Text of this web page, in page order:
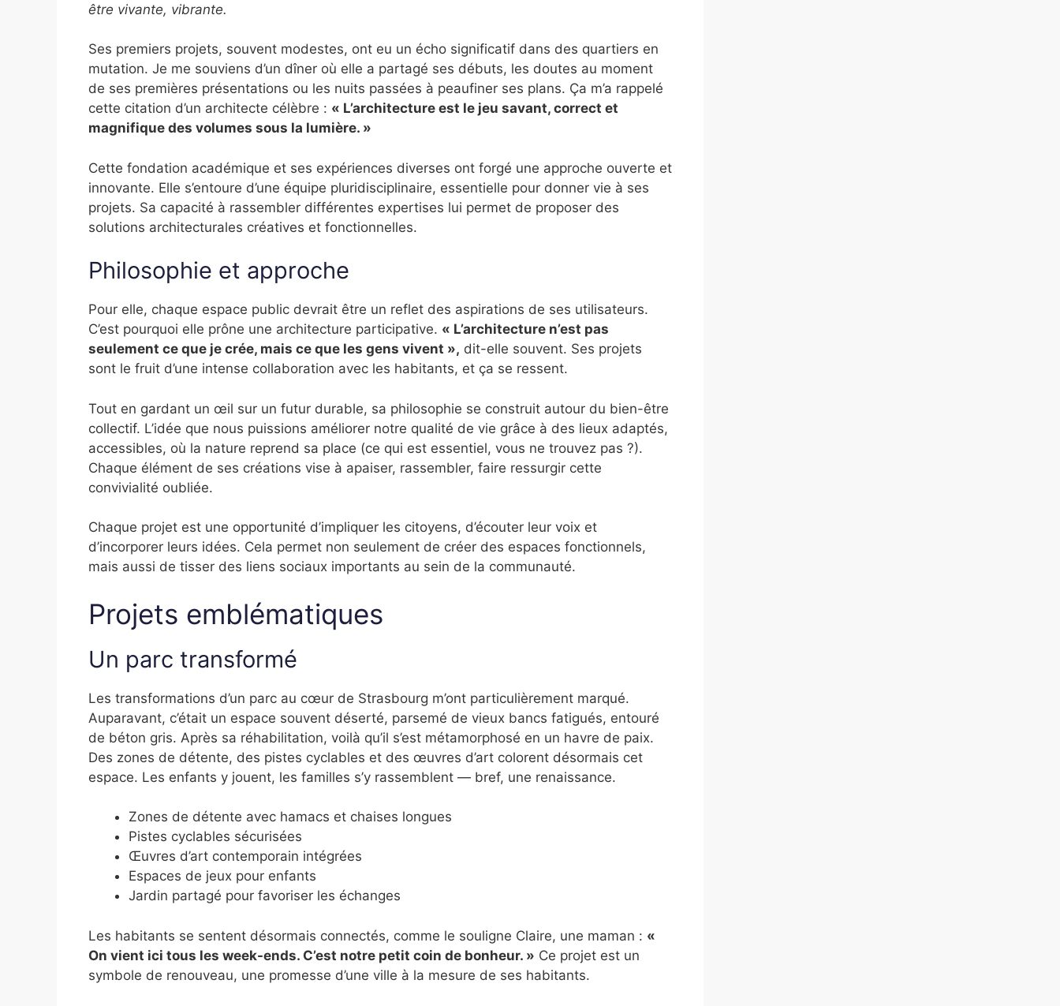
être vivante, vibrante.
Ses premiers projets, souvent modestes, ont eu un écho significatif dans des quartiers en
mutation. Je me souviens d’un dîner où elle a partagé ses débuts, les doutes au moment
de ses premières présentations ou les nuits passées à peaufiner ses plans. Ça m’a rappelé
cette citation d’un architecte célèbre : « L’architecture est le jeu savant, correct et
magnifique des volumes sous la lumière. »
Cette fondation académique et ses expériences diverses ont forgé une approche ouverte et
innovante. Elle s’entoure d’une équipe pluridisciplinaire, essentielle pour donner vie à ses
projets. Sa capacité à rassembler différentes expertises lui permet de proposer des
solutions architecturales créatives et fonctionnelles.
Philosophie et approche
Pour elle, chaque espace public devrait être un reflet des aspirations de ses utilisateurs.
C’est pourquoi elle prône une architecture participative. « L’architecture n’est pas
seulement ce que je crée, mais ce que les gens vivent », dit-elle souvent. Ses projets
sont le fruit d’une intense collaboration avec les habitants, et ça se ressent.
Tout en gardant un œil sur un futur durable, sa philosophie se construit autour du bien-être
collectif. L’idée que nous puissions améliorer notre qualité de vie grâce à des lieux adaptés,
accessibles, où la nature reprend sa place (ce qui est essentiel, vous ne trouvez pas ?).
Chaque élément de ses créations vise à apaiser, rassembler, faire ressurgir cette
convivialité oubliée.
Chaque projet est une opportunité d’impliquer les citoyens, d’écouter leur voix et
d’incorporer leurs idées. Cela permet non seulement de créer des espaces fonctionnels,
mais aussi de tisser des liens sociaux importants au sein de la communauté.
Projets emblématiques
Un parc transformé
Les transformations d’un parc au cœur de Strasbourg m’ont particulièrement marqué.
Auparavant, c’était un espace souvent déserté, parsemé de vieux bancs fatigués, entouré
de béton gris. Après sa réhabilitation, voilà qu’il s’est métamorphosé en un havre de paix.
Des zones de détente, des pistes cyclables et des œuvres d’art colorent désormais cet
espace. Les enfants y jouent, les familles s’y rassemblent — bref, une renaissance.
Zones de détente avec hamacs et chaises longues
Pistes cyclables sécurisées
Œuvres d’art contemporain intégrées
Espaces de jeux pour enfants
Jardin partagé pour favoriser les échanges
Les habitants se sentent désormais connectés, comme le souligne Claire, une maman : «
On vient ici tous les week-ends. C’est notre petit coin de bonheur. » Ce projet est un
symbole de renouveau, une promesse d’une ville à la mesure de ses habitants.